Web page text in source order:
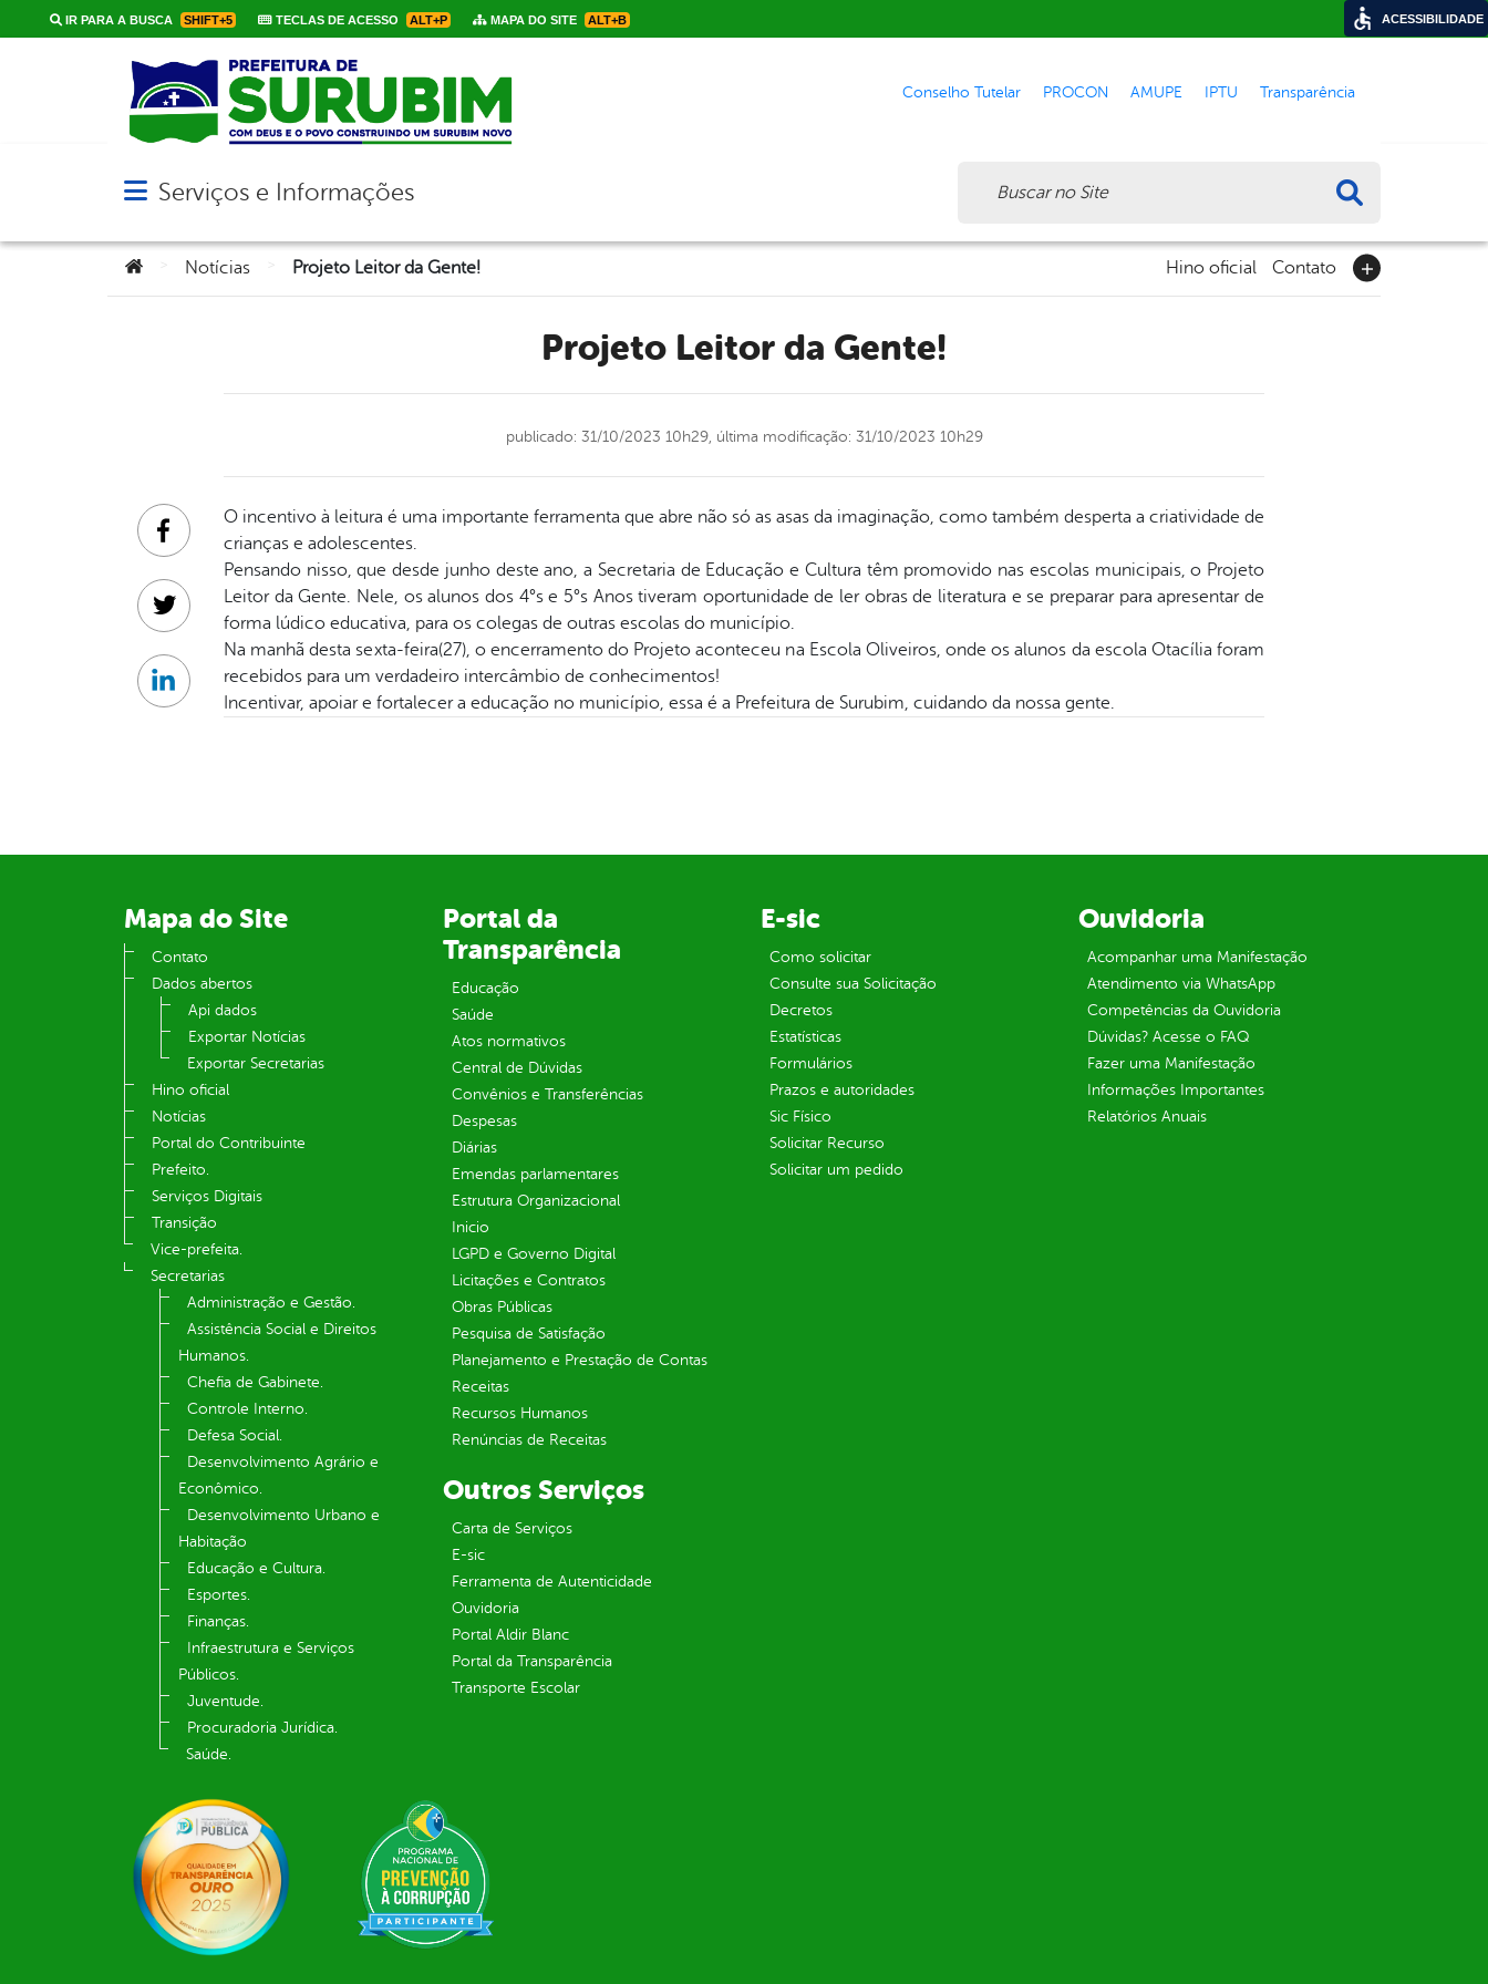
IR PARA A BUSCA SHIFT+5 TECLAS DE ACESSO ALT+P MAPA DO SITE ALT+B
Conselho Tutelar PROCON AMUPE IPTU Transparência
Abrir menu principal de navegação
Serviços e Informações
Você está aqui:
Notícias Projeto Leitor da Gente! Hino oficial Contato
Projeto Leitor da Gente!
publicado: 31/10/2023 10h29, última modificação: 31/10/2023 10h29
O incentivo à leitura é uma importante ferramenta que abre não só as asas da imaginação, como também desperta a criatividade de
crianças e adolescentes.
Pensando nisso, que desde junho deste ano, a Secretaria de Educação e Cultura têm promovido nas escolas municipais, o Projeto
Leitor da Gente. Nele, os alunos dos 4°s e 5°s Anos tiveram oportunidade de ler obras de literatura e se preparar para apresentar de
forma lúdico educativa, para os colegas de outras escolas do município.
Na manhã desta sexta-feira(27), o encerramento do Projeto aconteceu na Escola Oliveiros, onde os alunos da escola Otacília foram
recebidos para um verdadeiro intercâmbio de conhecimentos!
Incentivar, apoiar e fortalecer a educação no município, essa é a Prefeitura de Surubim, cuidando da nossa gente.
Facebook
Twitter
Linkedin
Mapa do Site
Contato
Dados abertos
Api dados
Exportar Notícias
Exportar Secretarias
Hino oficial
Notícias
Portal do Contribuinte
Prefeito.
Serviços Digitais
Transição
Vice-prefeita.
Secretarias
Administração e Gestão.
Assistência Social e Direitos
Humanos.
Chefia de Gabinete.
Controle Interno.
Defesa Social.
Desenvolvimento Agrário e
Econômico.
Desenvolvimento Urbano e
Habitação
Educação e Cultura.
Esportes.
Finanças.
Infraestrutura e Serviços
Públicos.
Juventude.
Procuradoria Jurídica.
Saúde.
Portal da
Transparência
Educação
Saúde
Atos normativos
Central de Dúvidas
Convênios e Transferências
Despesas
Diárias
Emendas parlamentares
Estrutura Organizacional
Inicio
LGPD e Governo Digital
Licitações e Contratos
Obras Públicas
Pesquisa de Satisfação
Planejamento e Prestação de Contas
Receitas
Recursos Humanos
Renúncias de Receitas
E-sic
Como solicitar
Consulte sua Solicitação
Decretos
Estatísticas
Formulários
Prazos e autoridades
Sic Físico
Solicitar Recurso
Solicitar um pedido
Ouvidoria
Acompanhar uma Manifestação
Atendimento via WhatsApp
Competências da Ouvidoria
Dúvidas? Acesse o FAQ
Fazer uma Manifestação
Informações Importantes
Relatórios Anuais
Outros Serviços
Carta de Serviços
E-sic
Ferramenta de Autenticidade
Ouvidoria
Portal Aldir Blanc
Portal da Transparência
Transporte Escolar
ACESSIBILIDADE